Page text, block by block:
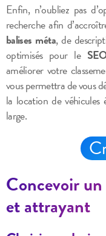
Enfin, n’oubliez pas
recherche afin
balises méta, de
optimisés pour le
améliorer votre
vous permettra de vous
la location de véhicules
large.
Concevoir
et attrayant